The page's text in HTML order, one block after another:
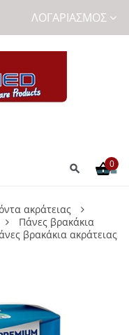
ΛΟΓΑΡΙΑΣΜΌΣ
0
ακράτειας
Πάνες βρακάκια
βρακάκια ακράτειας